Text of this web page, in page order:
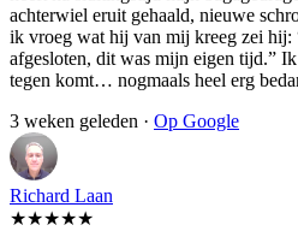
achterwiel eruit gehaald, nieuwe
ik vroeg wat hij van mij kreeg zei hij:
afgesloten, dit was mijn eigen tijd.”
tegen komt… nogmaals heel erg
3 weken geleden · Op Google
Richard Laan
★★★★★